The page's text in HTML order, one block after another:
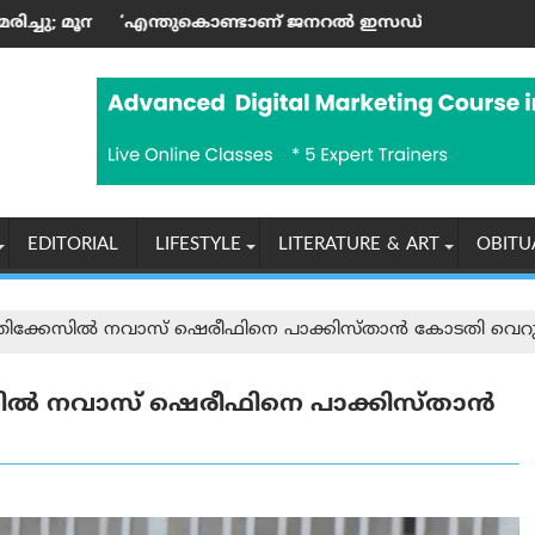
അഞ്ച് വയസ്സുള്ള കുട്ടി അത്ഭുതകരമായി രക്ഷപ്പെട്ടു
ജനറൽ ഇസഡ് തെരുവിലിറങ്ങിയത്?’; ആര്‍ എസ്
ഓഗസ്റ്റ് 7 ന്
EDITORIAL LIFESTYLE LITERATURE & ART
നവാസ് ഷെരീഫിനെ പാക്കിസ്താന്‍ കോടതി
നവാസ് ഷെരീഫിനെ പാക്കിസ്താന്‍